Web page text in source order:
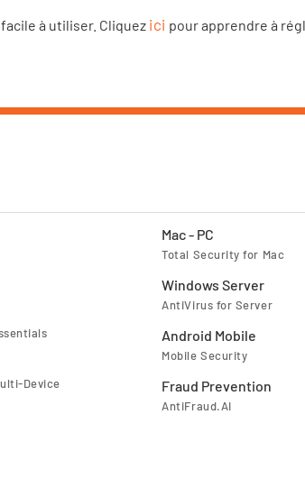
à utiliser. Cliquez ici pour apprendre à
Device
Mac - PC
Total Security for Mac
Windows Server
AntiVirus for Server
Android Mobile
Mobile Security
Fraud Prevention
AntiFraud.AI